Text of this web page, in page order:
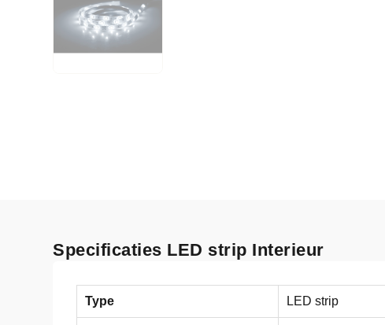
Specificaties LED strip Interieur
Type LED strip